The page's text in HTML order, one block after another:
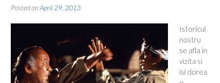
Posted onApril 29, 2013
Istoricul
nostru
se afla in
vizita si
isi dorea